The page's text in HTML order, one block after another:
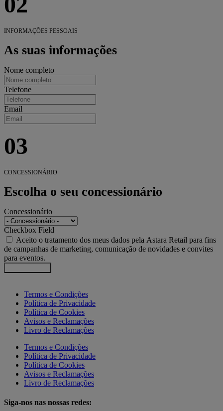
INFORMAÇÕES PESSOAIS
As suas informações
Nome completo
Telefone
Email
03
CONCESSIONÁRIO
Escolha o seu concessionário
Concessionário
Checkbox Field
Aceito o tratamento dos meus dados pela Astara Retail para fins
de campanhas de marketing, comunicação de novidades e convites
para eventos.
Termos e Condições
Política de Privacidade
Política de Cookies
Avisos e Reclamações
Livro de Reclamações
Termos e Condições
Política de Privacidade
Política de Cookies
Avisos e Reclamações
Livro de Reclamações
Siga-nos nas nossas redes: